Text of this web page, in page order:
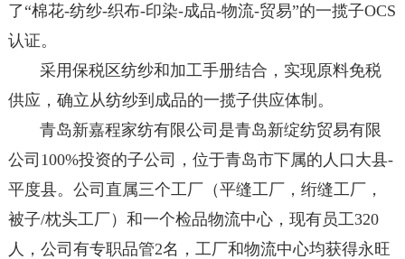
了“棉花-纺纱-织布-印染-成品-物流-贸易”的一揽子OCS
认证。
采用保税区纺纱和加工手册结合，实现原料免税
供应，确立从纺纱到成品的一揽子供应体制。
青岛新嘉程家纺有限公司是青岛新绽纺贸易有限
公司100%投资的子公司，位于青岛市下属的人口大县-
平度县。公司直属三个工厂（平缝工厂，绗缝工厂，
被子/枕头工厂）和一个检品物流中心，现有员工320
人，公司有专职品管2名，工厂和物流中心均获得永旺